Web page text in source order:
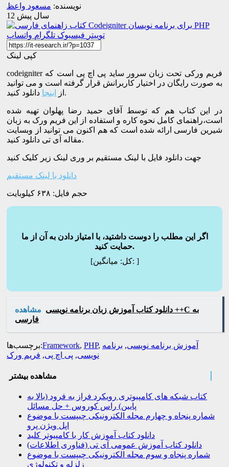
نویسنده: مسعود واعظ
12 سال پیش
توییتر فیسبوک تلگرام واتساپ
کپی لینک
codeigniter فریم ورکی تحت زبان سرور ساید پی اچ پی است که
به صورت رایگان در اختیار کاربرانش قرار گرفته است و می توانید
از
اینجا دانلود کنید.
در این کتاب هم که توسط آقای حمید رضا پهلوان تهیه شده
است،راهنمای کامل نحوه کاره و استفاده از این فریم ورک به زبان
شیرین فارسی ارائه شده است که هم اکنون می توانید از وبسایت
مقاله آی تی دانلود کنید.
جهت دانلود فایل با لینک مستقیم بر وری لینک زیر کلیک کنید
دانلود با لینک مستقیم
حجم فایل: ۶۳۸ کیلوبایت
اگر این مطلب را دوست داشتید، با امتیاز دادن به آن از ما
حمایت کنید.
[کل:میانگین: ]
مشاهده دانلود کتاب آموزش زبان برنامه نویسی ++C به
فارسی
برچسب‌ها:Framework, PHP, آموزش برنامه نویسی, برنامه
نویسی, پی اچ پی, فریم ورک
مشاهده بیشتر
کتاب شبکه های کامپیوتری رویکرد فراز به فرود (بالا به
پایین) راس کوروس + حل مسائل
شماره پنجاه و چهارم مجله الکترونیکی چیپست با موضوع
اپل ویژن پرو
دانلود کتاب آموزش کار با کامپیوتر کلید
دانلود کتاب آموزش عمومی آی تی (فناوری اطلاعات)
شماره پنجاه و سوم مجله الکترونیکی چیپست با موضوع
زلزله و تکنولوژی